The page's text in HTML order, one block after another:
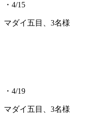
・4/15
マダイ五目、3名様
・4/19
マダイ五目、3名様